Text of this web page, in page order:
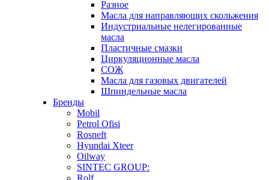
Разное
Масла для направляющих скольжения
Индустриальные нелегированные
масла
Пластичные смазки
Циркуляционные масла
СОЖ
Масла для газовых двигателей
Шпиндельные масла
Бренды
Mobil
Petrol Ofisi
Rosneft
Hyundai Xteer
Oilway
SINTEC GROUP:
Rolf